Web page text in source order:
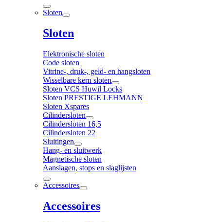
Sloten
Sloten
Elektronische sloten
Code sloten
Vitrine-, druk-, geld- en hangsloten
Wisselbare kern sloten
Sloten VCS Huwil Locks
Sloten PRESTIGE LEHMANN
Sloten Xspares
Cilindersloten
Cilindersloten 16,5
Cilindersloten 22
Sluitingen
Hang- en sluitwerk
Magnetische sloten
Aanslagen, stops en slaglijsten
Accessoires
Accessoires